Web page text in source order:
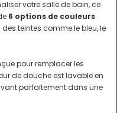
votre salle de bain, ce
6 options de couleurs
teintes comme le bleu, le
pour remplacer les
de douche est lavable en
parfaitement dans une